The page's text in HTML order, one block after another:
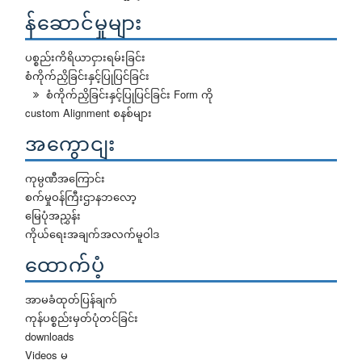
န်ဆောင်မှုများ
ပစ္စည်းကိရိယာငှားရမ်းခြင်း
စံကိုက်ညှိခြင်းနှင့်ပြုပြင်ခြင်း
စံကိုက်ညှိခြင်းနှင့်ပြုပြင်ခြင်း Form ကို
custom Alignment စနစ်များ
အကွောငျး
ကုမ္ပဏီအကြောင်း
စက်မှုဝန်ကြီးဌာနဘလော့
မြေပုံအညွှန်း
ကိုယ်ရေးအချက်အလက်မူဝါဒ
ထောက်ပံ့
အာမခံထုတ်ပြန်ချက်
ကုန်ပစ္စည်းမှတ်ပုံတင်ခြင်း
downloads
Videos မ